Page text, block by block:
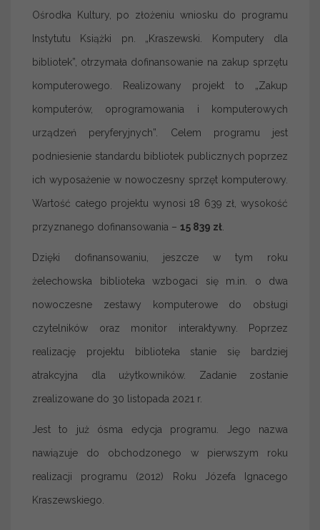
Ośrodka Kultury, po złożeniu wniosku do programu
Instytutu Książki pn. „Kraszewski. Komputery dla
bibliotek”, otrzymała dofinansowanie na zakup sprzętu
komputerowego. Realizowany projekt to „Zakup
komputerów, oprogramowania i komputerowych
urządzeń peryferyjnych”. Celem programu jest
podniesienie standardu bibliotek publicznych poprzez
ich wyposażenie w nowoczesny sprzęt komputerowy.
Wartość całego projektu wynosi 18 639 zł, wysokość
przyznanego dofinansowania – 15 839 zł
Dzięki dofinansowaniu, jeszcze w tym roku
żelechowska biblioteka wzbogaci się m.in. o dwa
nowoczesne zestawy komputerowe do obsługi
czytelników oraz monitor interaktywny. Poprzez
realizację projektu biblioteka stanie się bardziej
atrakcyjna dla użytkowników. Zadanie zostanie
zrealizowane do 30 listopada 2021 r.
Jest to już ósma edycja programu. Jego nazwa
nawiązuje do obchodzonego w pierwszym roku
realizacji programu (2012) Roku Józefa Ignacego
Kraszewskiego.